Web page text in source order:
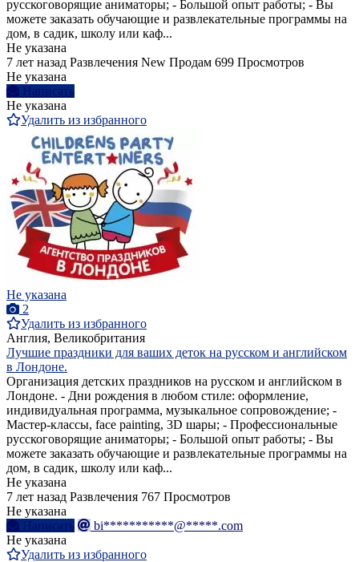
русскоговорящие аниматоры; - Большой опыт работы; - Вы
можете заказать обучающие и развлекательные программы на
дом, в садик, школу или каф...
Не указана
7 лет назад Развлечения New Продам 699 Просмотров
Не указана
Написать
Не указана
Удалить из избранного
Не указана
2
Удалить из избранного
Англия, Великобритания
Лучшие праздники для ваших деток на русском и английском
в Лондоне.
Организация детских праздников на русском и английском в
Лондоне. - Дни рождения в любом стиле: оформление,
индивидуальная программа, музыкальное сопровождение; -
Мастер-классы, face painting, 3D шары; - Профессиональные
русскоговорящие аниматоры; - Большой опыт работы; - Вы
можете заказать обучающие и развлекательные программы на
дом, в садик, школу или каф...
Не указана
7 лет назад Развлечения 767 Просмотров
Не указана
Написать
bi***********@*****.com
Не указана
Удалить из избранного